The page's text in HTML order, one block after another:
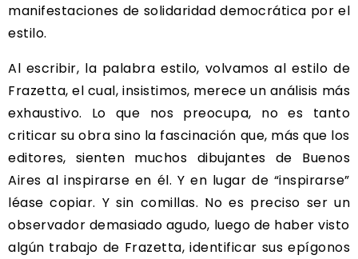
manifestaciones de solidaridad democrática por el
estilo.
Al escribir, la palabra estilo, volvamos al estilo de
Frazetta, el cual, insistimos, merece un análisis más
exhaustivo. Lo que nos preocupa, no es tanto
criticar su obra sino la fascinación que, más que los
editores, sienten muchos dibujantes de Buenos
Aires al inspirarse en él. Y en lugar de “inspirarse”
léase copiar. Y sin comillas. No es preciso ser un
observador demasiado agudo, luego de haber visto
algún trabajo de Frazetta, identificar sus epígonos